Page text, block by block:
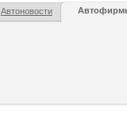
Автоновости